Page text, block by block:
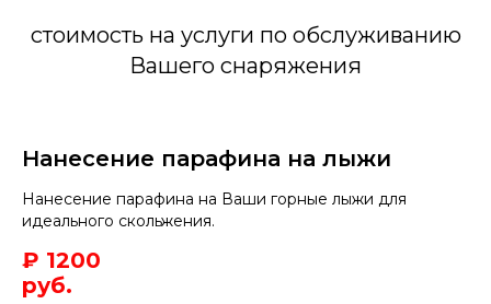
стоимость на услуги по обслуживанию
Вашего снаряжения
Нанесение парафина на лыжи
Нанесение парафина на Ваши горные лыжи для
идеального скольжения.
₽ 1200
руб.